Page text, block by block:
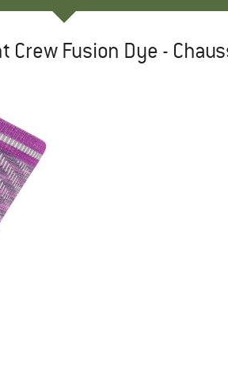
Crew Fusion Dye -